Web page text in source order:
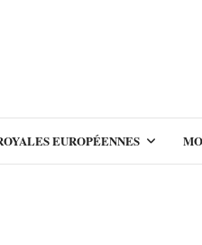
EUROPÉENNES